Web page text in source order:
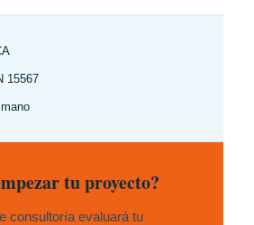
15567
tu proyecto?
consultoría evaluará tu